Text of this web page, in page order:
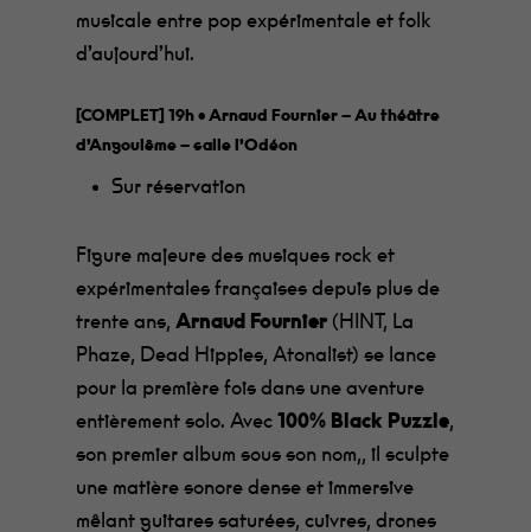
musicale entre pop expérimentale et folk
d’aujourd’hui.
[COMPLET] 19h • Arnaud Fournier – Au théâtre
d’Angoulême – salle l’Odéon
Sur réservation
Figure majeure des musiques rock et
expérimentales françaises depuis plus de
trente ans,Arnaud Fournier (HINT, La
Phaze, Dead Hippies, Atonalist) se lance
pour la première fois dans une aventure
entièrement solo. Avec100% Black Puzzle,
son premier album sous son nom,, il sculpte
une matière sonore dense et immersive
mêlant guitares saturées, cuivres, drones